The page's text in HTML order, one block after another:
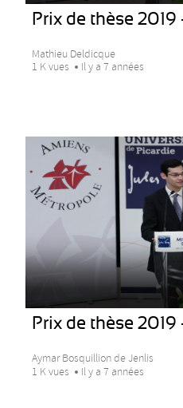
Prix de thèse
Mathieu Deldicque
1 K vues
Il y a 7 années
Prix de thèse
Aymar Bosquillion de Jenlis
1 K vues
Il y a 7 années